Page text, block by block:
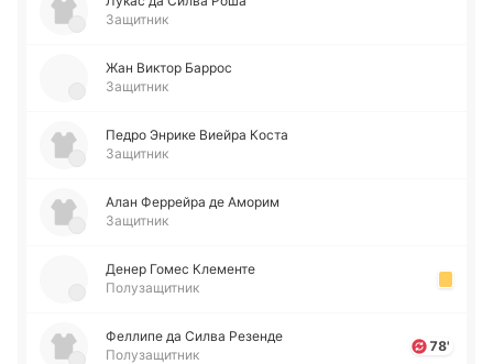
Защитник
Жан Виктор Баррос
Защитник
Педро Энрике Виейра Коста
Защитник
Алан Фе­ррей­ра де Аморим
Защитник
Денер Гомес Кле­ме­нте
Полузащитник
Фе­лли­пе да Силва Ре­зе­нде
Полузащитник
78'